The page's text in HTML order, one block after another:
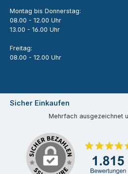
Montag bis Donnerstag:
08.00 - 12.00 Uhr
13.00 - 16.00 Uhr
Freitag:
08.00 - 12.00 Uhr
Sicher Einkaufen
Mehrfach ausgezeichnet